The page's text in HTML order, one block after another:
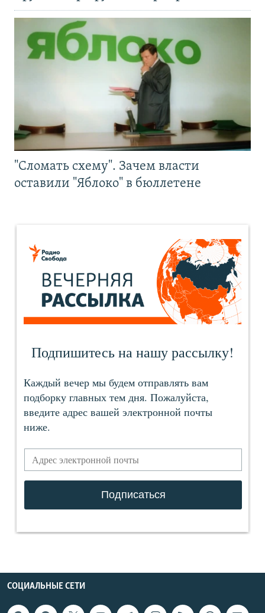
"Сломать схему". Зачем власти
оставили "Яблоко" в бюллетене
СОЦИАЛЬНЫЕ СЕТИ